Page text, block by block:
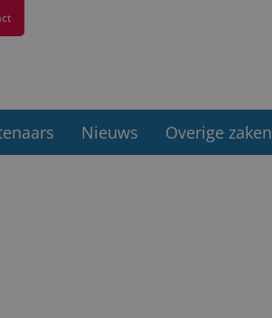
Nieuws Overige zaken